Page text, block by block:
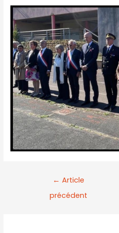
← Article
précédent